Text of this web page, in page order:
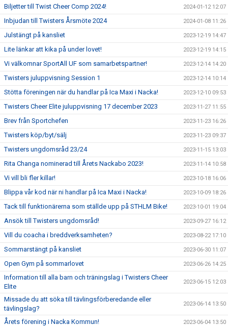
Biljetter till Twist Cheer Comp 2024! 2024-01-12 12:07
Inbjudan till Twisters Årsmöte 2024 2024-01-08 11:26
Julstängt på kansliet 2023-12-19 14:47
Lite länkar att kika på under lovet! 2023-12-19 14:15
Vi välkomnar SportAll UF som samarbetspartner! 2023-12-14 14:20
Twisters juluppvisning Session 1 2023-12-14 10:14
Stötta föreningen när du handlar på Ica Maxi i Nacka! 2023-12-10 09:53
Twisters Cheer Elite juluppvisning 17 december 2023 2023-11-27 11:55
Brev från Sportchefen 2023-11-23 16:26
Twisters köp/byt/sälj 2023-11-23 09:37
Twisters ungdomsråd 23/24 2023-11-15 13:03
Rita Changa nominerad till Årets Nackabo 2023! 2023-11-14 10:58
Vi vill bli fler killar! 2023-10-18 16:06
Blippa vår kod när ni handlar på Ica Maxi i Nacka! 2023-10-09 18:26
Tack till funktionärerna som ställde upp på STHLM Bike! 2023-10-01 19:04
Ansök till Twisters ungdomsråd! 2023-09-27 16:12
Vill du coacha i breddverksamheten? 2023-08-22 17:10
Sommarstängt på kansliet 2023-06-30 11:07
Open Gym på sommarlovet 2023-06-26 14:25
Information till alla barn och träningslag i Twisters Cheer
Elite
2023-06-15 12:03
Missade du att söka till tävlingsförberedande eller
tävlingslag?
2023-06-14 13:50
Årets förening i Nacka Kommun! 2023-06-04 13:50